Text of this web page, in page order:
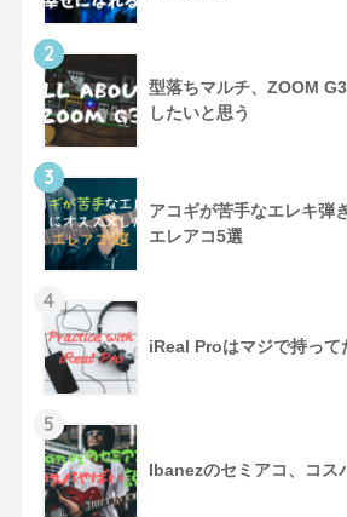
2
型落ちマルチ、ZOOM
したいと思う
3
アコギが苦手なエレキ弾
エレアコ5選
4
iReal Proはマジで持って
5
Ibanezのセミアコ、コス